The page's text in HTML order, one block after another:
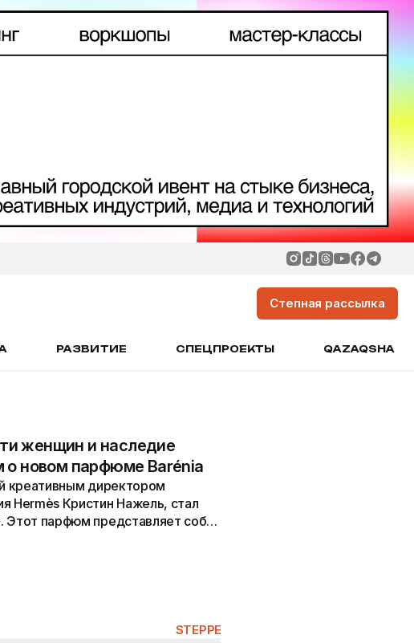
Степная рассылка
РАЗВИТИЕ СПЕЦПРОЕКТЫ QAZAQSHA
женщин и наследие
о новом парфюме Barénia
креативным директором
Hermès Кристин Нажель, стал
парфюм представляет собой
STEPPE